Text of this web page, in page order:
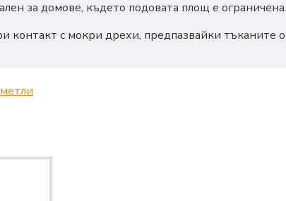
за домове, където подовата площ е ограничена.
контакт с мокри дрехи, предпазвайки тъканите
метли